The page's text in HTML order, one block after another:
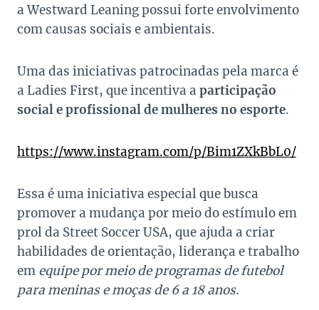
a Westward Leaning possui forte envolvimento
com causas sociais e ambientais.
Uma das iniciativas patrocinadas pela marca é
a Ladies First, que incentiva a participação
social e profissional de mulheres no esporte.
https://www.instagram.com/p/Bim1ZXkBbL0/
Essa é uma iniciativa especial que busca
promover a mudança por meio do estímulo em
prol da Street Soccer USA, que ajuda a criar
habilidades de orientação, liderança e trabalho
em equipe por meio de programas de futebol
para meninas e moças de 6 a 18 anos.